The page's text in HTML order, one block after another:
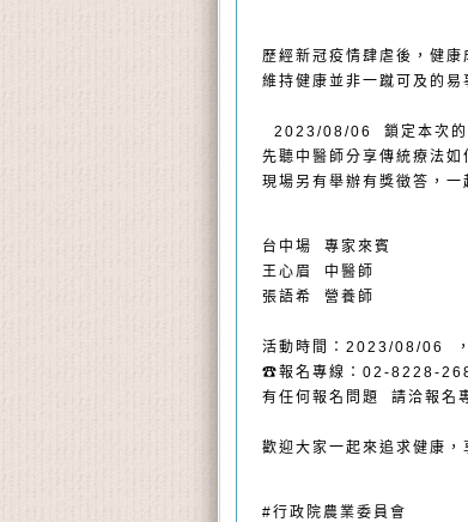
歷經新冠疫情肆虐後，健
維持健康並非一蹴可及的
2023/08/06 鎖定本次的
先聽中醫師分享傳統療法
現場另有舉辦有獎徵答，
台中場 專家來賓
王心眉 中醫師
張語希 營養師
活動時間：2023/08/06
☎報名專線：02-8228-
有任何報名問題 請洽報
歡迎大家一起來追求健康，
#行政院農業委員會